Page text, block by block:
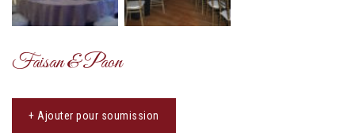
Faisan & Paon
+ Ajouter pour soumission